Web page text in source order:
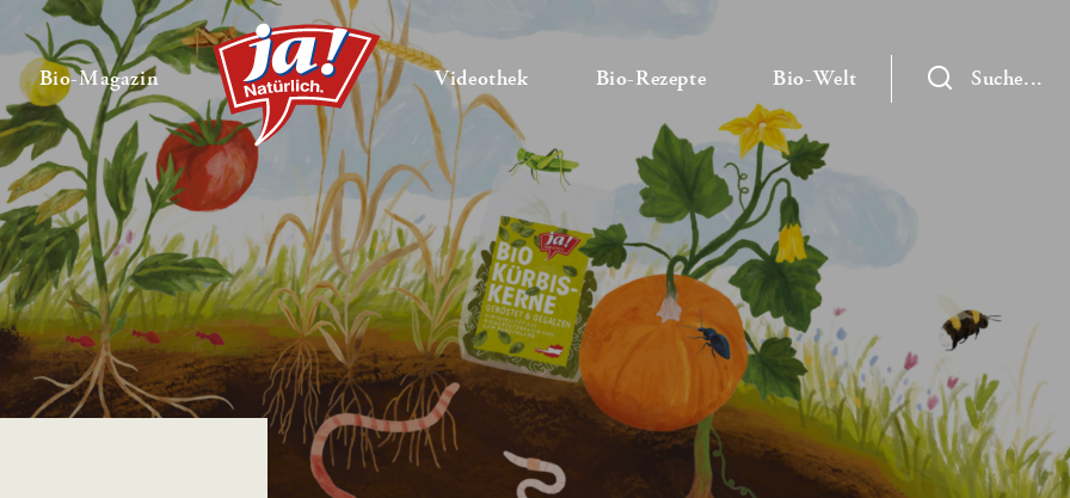
ausklappen
Bio-Magazin — Untermenü ausklappen Videothek— Untermenü ausklappen
Bio-Rezepte— Untermenü ausklappen
Bio-Welt — UntermenüSuche...